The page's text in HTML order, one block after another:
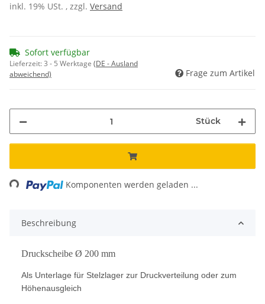
inkl. 19% USt. , zzgl. Versand
Sofort verfügbar
Lieferzeit:3 - 5 Werktage (DE - Ausland
abweichend)
Frage zum Artikel
Stück
Komponenten werden geladen ...
Beschreibung
Druckscheibe Ø 200 mm
Als Unterlage für Stelzlager zur Druckverteilung oder zum
Höhenausgleich